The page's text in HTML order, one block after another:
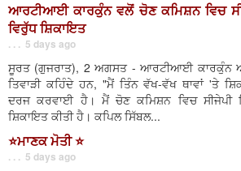
ਆਰਟੀਆਈ ਕਾਰਕੁੰਨ ਵਲੋਂ ਚੋਣ ਕਮਿਸ਼ਨ ਵਿਚ
ਵਿਰੁੱਧ ਸ਼ਿਕਾਇਤ
. . . 5 days ago
ਸੂਰਤ (ਗੁਜਰਾਤ), 2 ਅਗਸਤ - ਆਰਟੀਆਈ ਕਾਰਕੁੰਨ
ਤਿਵਾੜੀ ਕਹਿੰਦੇ ਹਨ, "ਮੈਂ ਤਿੰਨ ਵੱਖ-ਵੱਖ ਥਾਵਾਂ 'ਤੇ
ਦਰਜ ਕਰਵਾਈ ਹੈ। ਮੈਂ ਚੋਣ ਕਮਿਸ਼ਨ ਵਿਚ ਸੀਜੇਪੀ
ਸ਼ਿਕਾਇਤ ਕੀਤੀ ਹੈ। ਕਪਿਲ ਸਿੱਬਲ...
⭐️ਮਾਣਕ ਮੋਤੀ ⭐️
. . . 5 days ago